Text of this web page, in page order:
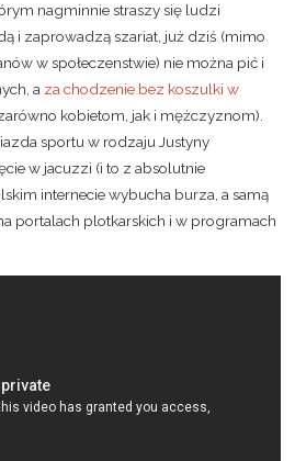
nagminnie straszy się ludzi
i zaprowadzą szariat, już dziś (mimo
w społeczenstwie) nie można pić i
a za chodzenie bez koszulki w
kobietom, jak i mężczyznom).
sportu w rodzaju Justyny
w jacuzzi (i to z absolutnie
internecie wybucha burza, a samą
portalach plotkarskich i w programach